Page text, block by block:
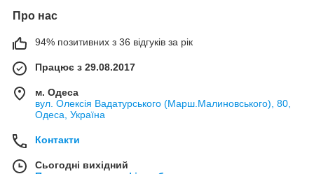
Про нас
94% позитивних з 36 відгуків за рік
Працює з 29.08.2017
м. Одеса
вул. Олексія Вадатурського (Марш.Малиновського), 80,
Одеса, Україна
Контакти
Сьогодні вихідний